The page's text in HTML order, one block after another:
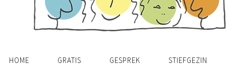
HOME GRATIS GESPREK STIEFGEZIN